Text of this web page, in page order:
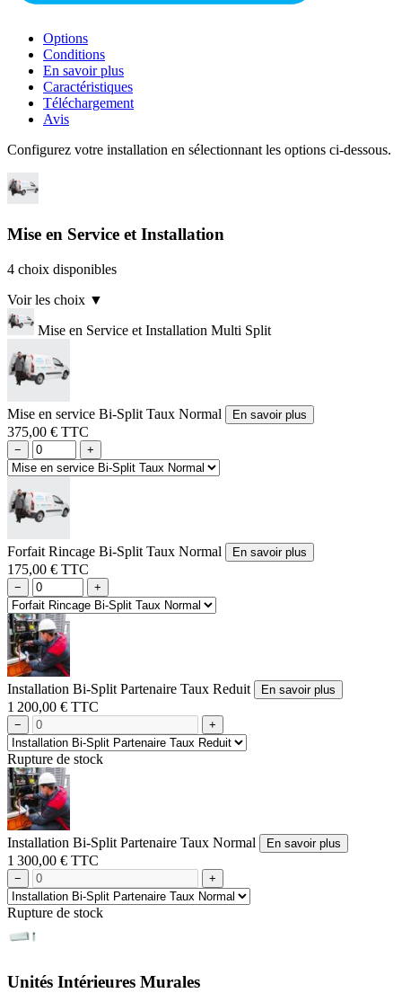
Options
Conditions
En savoir plus
Caractéristiques
Téléchargement
Avis
Configurez votre installation en sélectionnant les options ci-dessous.
Mise en Service et Installation
4 choix disponibles
Voir les choix ▼
Mise en Service et Installation Multi Split
Mise en service Bi-Split Taux Normal En savoir plus
375,00 € TTC
− +
Forfait Rincage Bi-Split Taux Normal En savoir plus
175,00 € TTC
− +
Installation Bi-Split Partenaire Taux Reduit En savoir plus
1 200,00 € TTC
− +
Rupture de stock
Installation Bi-Split Partenaire Taux Normal En savoir plus
1 300,00 € TTC
− +
Rupture de stock
Unités Intérieures Murales